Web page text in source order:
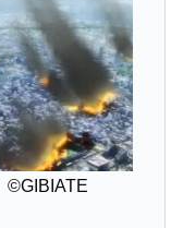
©GIBIATE